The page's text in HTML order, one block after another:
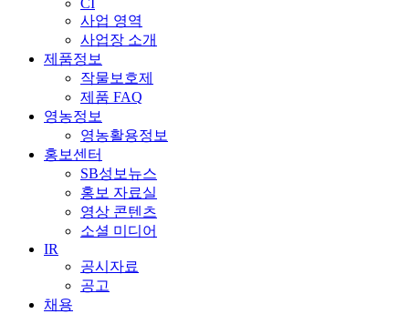
CI
사업 영역
사업장 소개
제품정보
작물보호제
제품 FAQ
영농정보
영농활용정보
홍보센터
SB성보뉴스
홍보 자료실
영상 콘텐츠
소셜 미디어
IR
공시자료
공고
채용